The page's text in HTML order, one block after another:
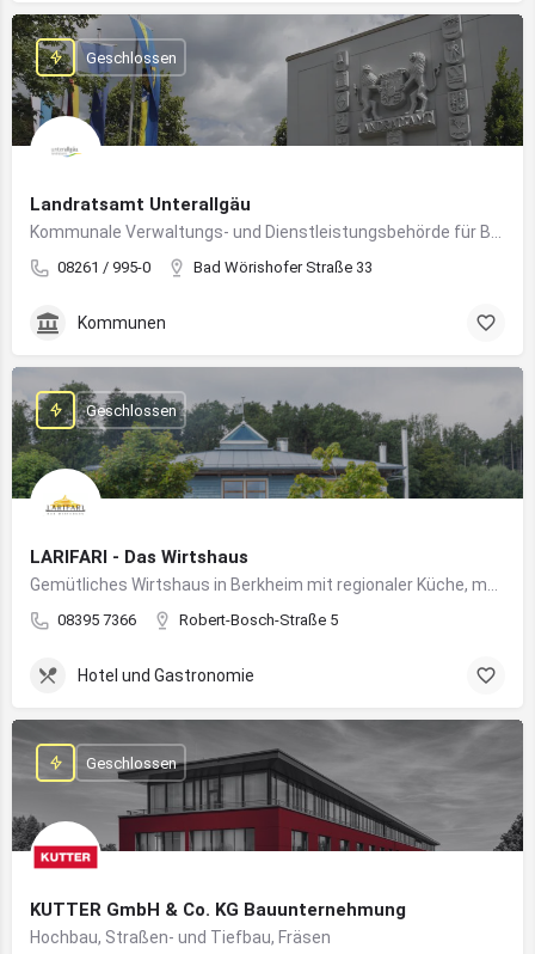
Landratsamt Unterallgäu
08261 / 995-0 Bad Wörishofer Straße 33
Geschlossen
Kommunen
LARIFARI - Das Wirtshaus
08395 7366 Robert-Bosch-Straße 5
Geschlossen
Hotel und Gastronomie
KUTTER GmbH & Co. KG Bauunternehmung
Hochbau, Straßen- und Tiefbau, Fräsen
Geschlossen